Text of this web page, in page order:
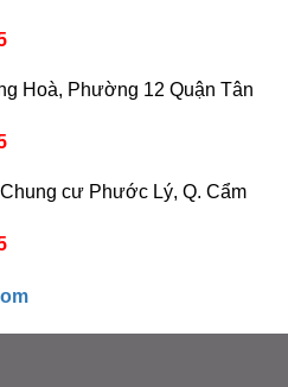
Hoà, Phường 12 Quận Tân
cư Phước Lý, Q. Cẩm